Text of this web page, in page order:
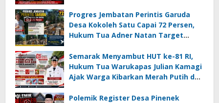
Korupsi Dandes
Progres Jembatan Perintis Garuda
Desa Kokoleh Satu Capai 72 Persen,
Hukum Tua Adner Natan Target
Semarak Menyambut HUT ke-81 RI,
Hukum Tua Warukapas Julian Kamagi
Ajak Warga Kibarkan Merah Putih dan
Polemik Register Desa Pinenek